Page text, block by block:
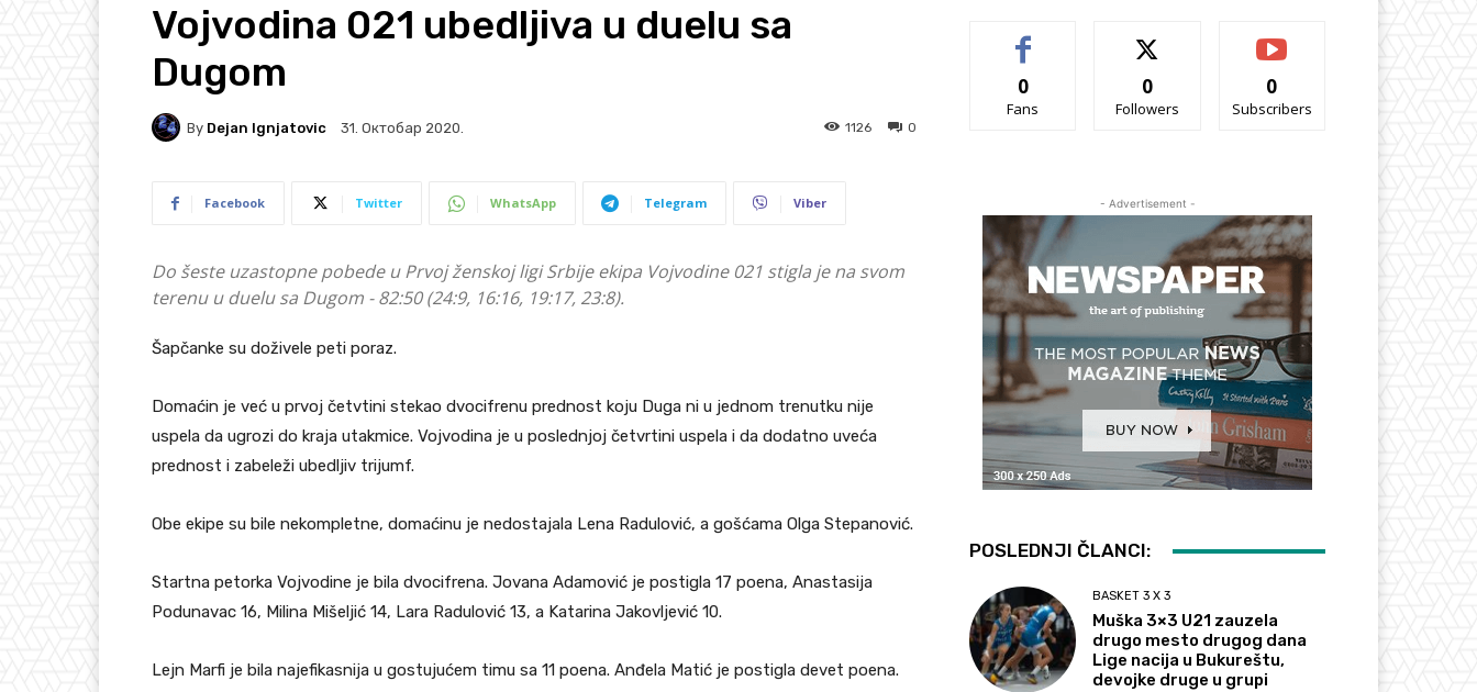
Vojvodina 021 ubedljiva u duelu sa
Dugom
By Dejan Ignjatovic 31. Октобар 2020. 0
1126
Facebook Twitter WhatsApp Telegram Viber
Do šeste uzastopne pobede u Prvoj ženskoj ligi Srbije ekipa Vojvodine 021 stigla je na svom
terenu u duelu sa Dugom - 82:50 (24:9, 16:16, 19:17, 23:8).
Šapčanke su doživele peti poraz.
Domaćin je već u prvoj četvtini stekao dvocifrenu prednost koju Duga ni u jednom trenutku nije
uspela da ugrozi do kraja utakmice. Vojvodina je u poslednjoj četvrtini uspela i da dodatno uveća
prednost i zabeleži ubedljiv trijumf.
Obe ekipe su bile nekompletne, domaćinu je nedostajala Lena Radulović, a gošćama Olga Stepanović.
Startna petorka Vojvodine je bila dvocifrena. Jovana Adamović je postigla 17 poena, Anastasija
Podunavac 16, Milina Mišeljić 14, Lara Radulović 13, a Katarina Jakovljević 10.
Lejn Marfi je bila najefikasnija u gostujućem timu sa 11 poena. Anđela Matić je postigla devet poena.
0
Fans
0
Followers
0
Subscribers
- Advertisement -
POSLEDNJI ČLANCI:
BASKET 3 X 3
Muška 3×3 U21 zauzela
drugo mesto drugog dana
Lige nacija u Bukureštu,
devojke druge u grupi